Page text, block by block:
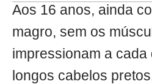
Aos 16 anos, ainda
magro, sem os
impressionam a cada
longos cabelos